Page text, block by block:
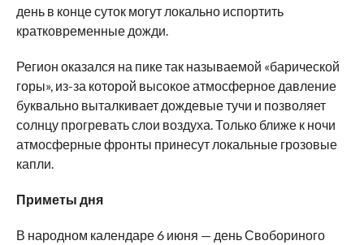
день в конце суток могут локально испортить
кратковременные дожди.
Регион оказался на пике так называемой «барической
горы», из-за которой высокое атмосферное давление
буквально выталкивает дождевые тучи и позволяет
солнцу прогревать слои воздуха. Только ближе к ночи
атмосферные фронты принесут локальные грозовые
капли.
Приметы дня
В народном календаре 6 июня — день Свобориного